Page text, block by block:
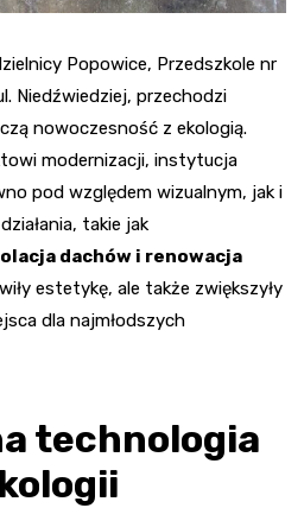
Popowice, Przedszkole nr
Niedźwiedziej, przechodzi
nowoczesność z ekologią.
modernizacji, instytucja
pod względem wizualnym, jak i
takie jak
dachów i renowacja
estetykę, ale także zwiększyły
dla najmłodszych
technologia